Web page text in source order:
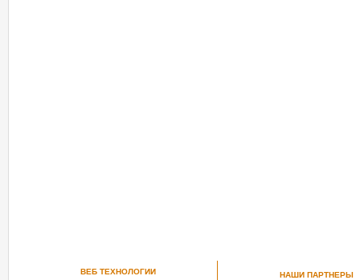
ВЕБ ТЕХНОЛОГИИ НАШИ ПАРТНЕРЫ